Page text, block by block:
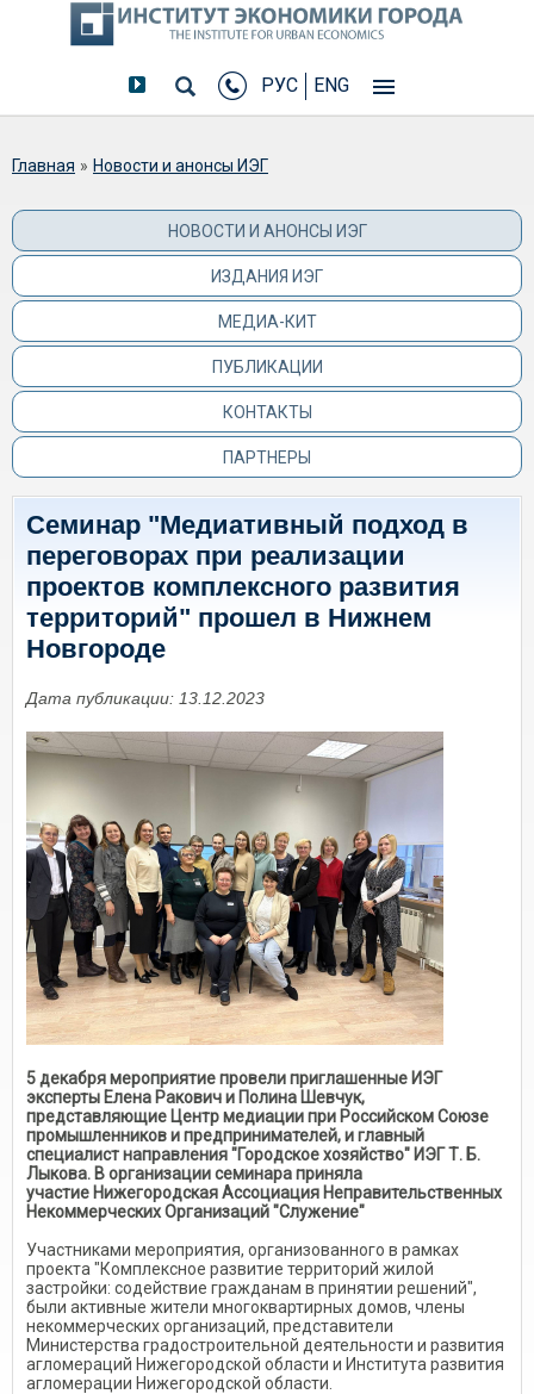
РУС ENG
Вы здесь
Главная » Новости и анонсы ИЭГ
НОВОСТИ И АНОНСЫ ИЭГ
ИЗДАНИЯ ИЭГ
МЕДИА-КИТ
ПУБЛИКАЦИИ
КОНТАКТЫ
ПАРТНЕРЫ
Семинар "Медиативный подход в
переговорах при реализации
проектов комплексного развития
территорий" прошел в Нижнем
Новгороде
Дата публикации: 13.12.2023
5 декабря мероприятие провели приглашенные ИЭГ
эксперты Елена Ракович и Полина Шевчук,
представляющие Центр медиации при Российском Союзе
промышленников и предпринимателей, и главный
специалист направления "Городское хозяйство" ИЭГ Т. Б.
Лыкова. В организации семинара приняла
участие Нижегородская Ассоциация Неправительственных
Некоммерческих Организаций "Служение"
Участниками мероприятия, организованного в рамках
проекта "Комплексное развитие территорий жилой
застройки: содействие гражданам в принятии решений",
были активные жители многоквартирных домов, члены
некоммерческих организаций, представители
Министерства градостроительной деятельности и развития
агломераций Нижегородской области и Института развития
агломерации Нижегородской области.